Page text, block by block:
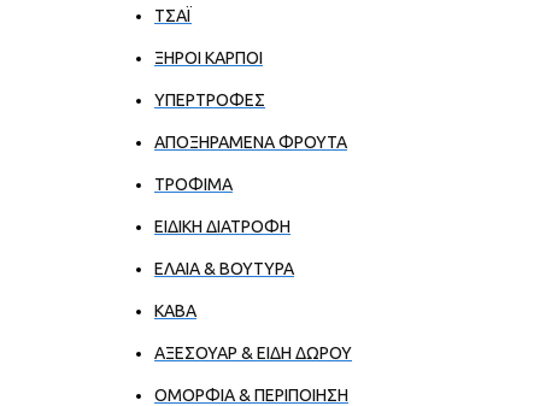
ΤΣΑΪ
ΞΗΡΟΙ ΚΑΡΠΟΙ
ΥΠΕΡΤΡΟΦΕΣ
ΑΠΟΞΗΡΑΜΕΝΑ ΦΡΟΥΤΑ
ΤΡΟΦΙΜΑ
ΕΙΔΙΚΗ ΔΙΑΤΡΟΦΗ
ΕΛΑΙΑ & ΒΟΥΤΥΡΑ
ΚΑΒΑ
ΑΞΕΣΟΥΑΡ & ΕΙΔΗ ΔΩΡΟΥ
ΟΜΟΡΦΙΑ & ΠΕΡΙΠΟΙΗΣΗ